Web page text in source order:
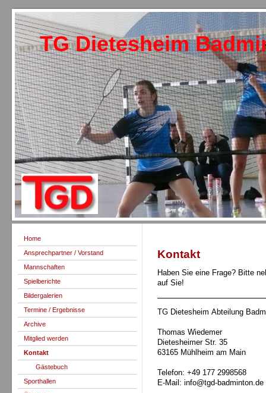
TG Dietesheim
Home
Ansprechpartner / Vorstand
Mannschaften
Spielberichte
Bildergalerien
Termine / Ergebnisse
Archive
Mitglied werden
Kontakt
Gästebuch
Sporthallen
Kontakt
Haben Sie eine Frage? Bitte
auf Sie!
TG Dietesheim Abteilung
Thomas Wiedemer
Dietesheimer Str. 35
63165 Mühlheim am Main
Telefon: +49 177 2998568
E-Mail: info@tgd-badminton.de